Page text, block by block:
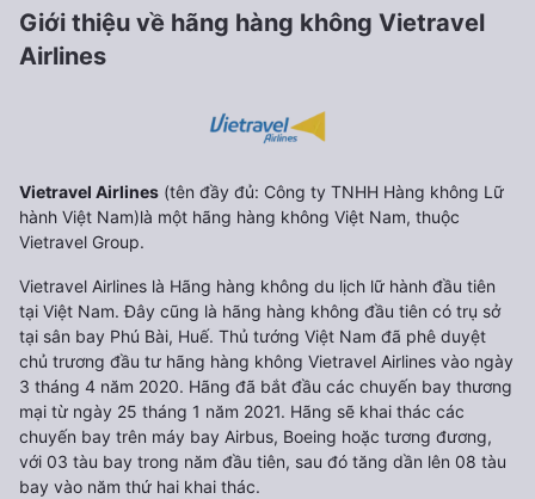
Giới thiệu về hãng hàng không Vietravel
Airlines
Vietravel Airlines (tên đầy đủ: Công ty TNHH Hàng không Lữ
hành Việt Nam)là một hãng hàng không Việt Nam, thuộc
Vietravel Group.
Vietravel Airlines là Hãng hàng không du lịch lữ hành đầu tiên
tại Việt Nam. Đây cũng là hãng hàng không đầu tiên có trụ sở
tại sân bay Phú Bài, Huế. Thủ tướng Việt Nam đã phê duyệt
chủ trương đầu tư hãng hàng không Vietravel Airlines vào ngày
3 tháng 4 năm 2020. Hãng đã bắt đầu các chuyến bay thương
mại từ ngày 25 tháng 1 năm 2021. Hãng sẽ khai thác các
chuyến bay trên máy bay Airbus, Boeing hoặc tương đương,
với 03 tàu bay trong năm đầu tiên, sau đó tăng dần lên 08 tàu
bay vào năm thứ hai khai thác.